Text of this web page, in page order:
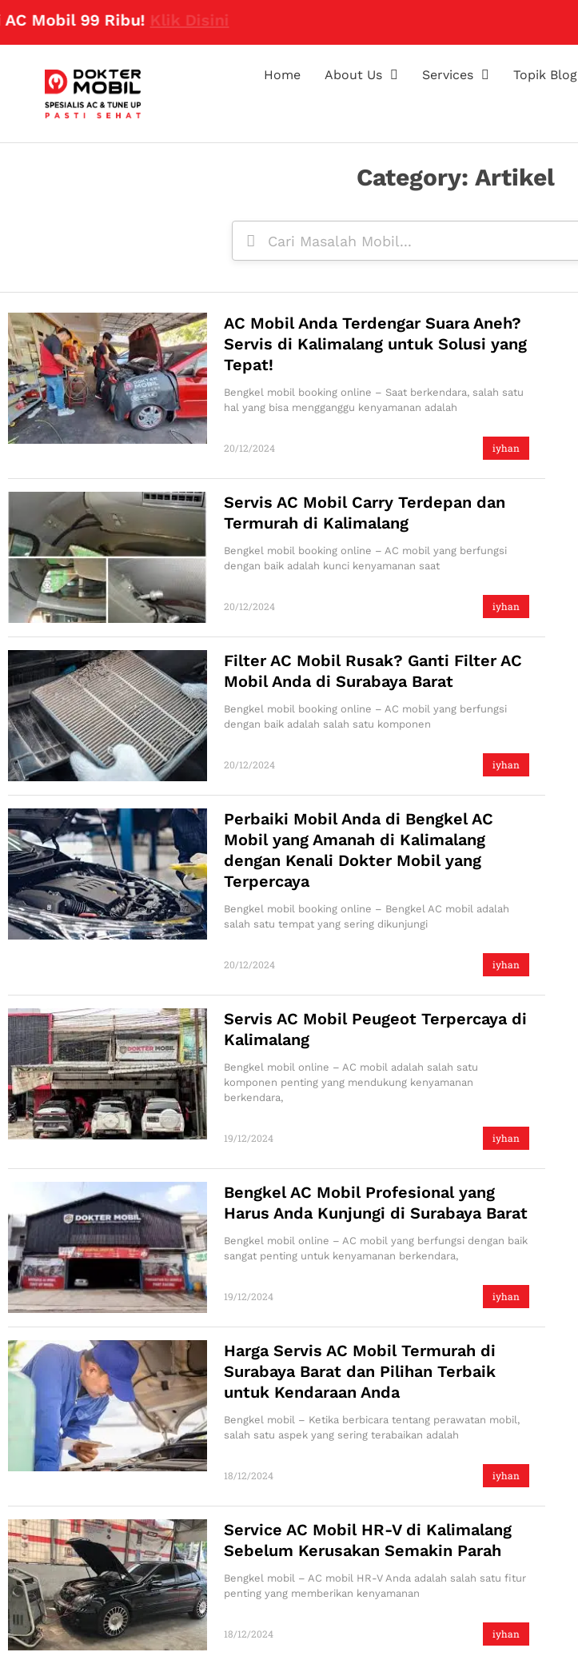
99 Ribu!Klik Disini
Home About Us Services Topik Blog
Category: Artikel
AC Mobil Anda Terdengar Suara Aneh?
Servis di Kalimalang untuk Solusi yang
Tepat!
iyhan
20/12/2024
Bengkel mobil booking online – Saat berkendara, salah satu
hal yang bisa mengganggu kenyamanan adalah
Servis AC Mobil Carry Terdepan dan
Termurah di Kalimalang
iyhan
20/12/2024
Bengkel mobil booking online – AC mobil yang berfungsi
dengan baik adalah kunci kenyamanan saat
Filter AC Mobil Rusak? Ganti Filter AC
Mobil Anda di Surabaya Barat
iyhan
20/12/2024
Bengkel mobil booking online – AC mobil yang berfungsi
dengan baik adalah salah satu komponen
Perbaiki Mobil Anda di Bengkel AC
Mobil yang Amanah di Kalimalang
dengan Kenali Dokter Mobil yang
Terpercaya
iyhan
20/12/2024
Bengkel mobil booking online – Bengkel AC mobil adalah
salah satu tempat yang sering dikunjungi
Servis AC Mobil Peugeot Terpercaya di
Kalimalang
iyhan
19/12/2024
Bengkel mobil online – AC mobil adalah salah satu
komponen penting yang mendukung kenyamanan
berkendara,
Bengkel AC Mobil Profesional yang
Harus Anda Kunjungi di Surabaya Barat
iyhan
19/12/2024
Bengkel mobil online – AC mobil yang berfungsi dengan baik
sangat penting untuk kenyamanan berkendara,
Harga Servis AC Mobil Termurah di
Surabaya Barat dan Pilihan Terbaik
untuk Kendaraan Anda
iyhan
18/12/2024
Bengkel mobil – Ketika berbicara tentang perawatan mobil,
salah satu aspek yang sering terabaikan adalah
Service AC Mobil HR-V di Kalimalang
Sebelum Kerusakan Semakin Parah
iyhan
18/12/2024
Bengkel mobil – AC mobil HR-V Anda adalah salah satu fitur
penting yang memberikan kenyamanan